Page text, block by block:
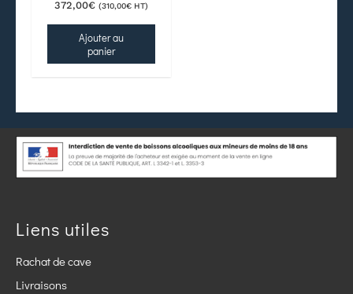
372,00€ (310,00€HT)
Ajouter au
panier
Liens utiles
Rachat de cave
Livraisons